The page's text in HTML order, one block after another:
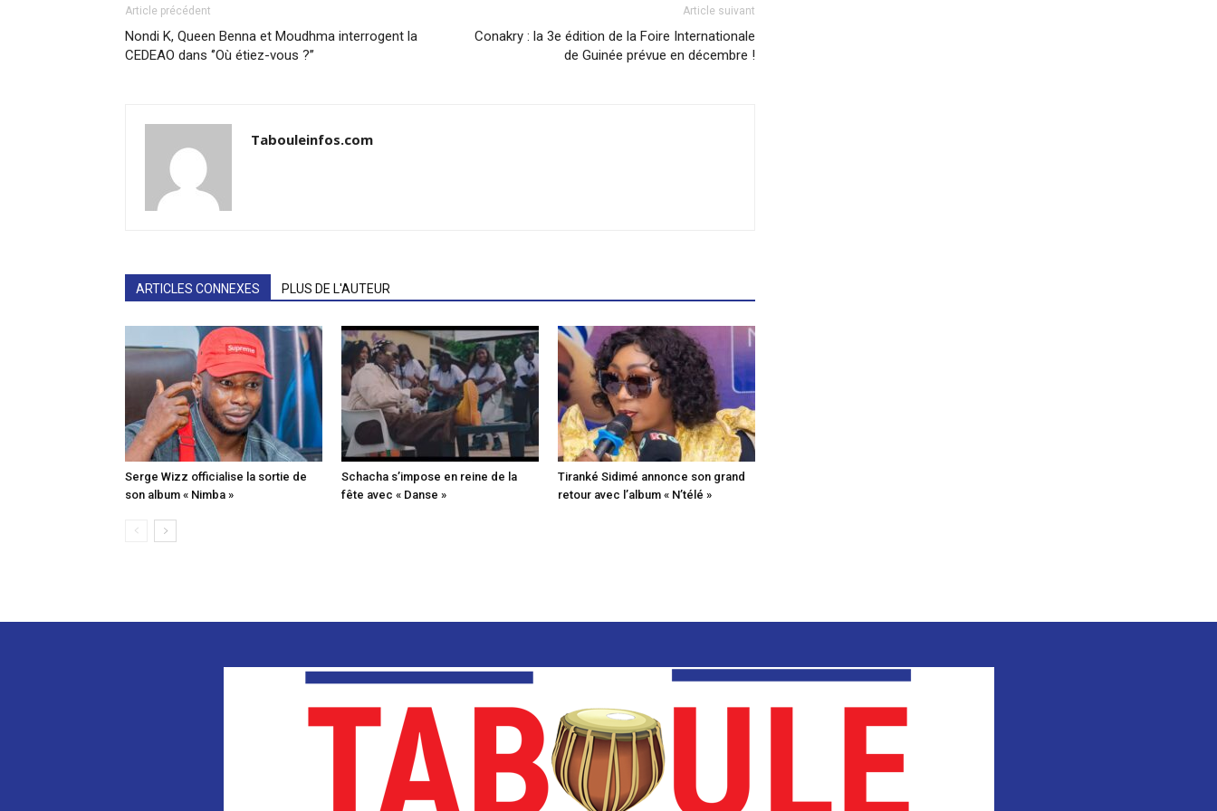
Article précédent
Nondi K, Queen Benna et Moudhma interrogent la
CEDEAO dans ‘’Où étiez-vous ?’’
Article suivant
Conakry : la 3e édition de la Foire Internationale
de Guinée prévue en décembre !
Tabouleinfos.com
ARTICLES CONNEXES PLUS DE L'AUTEUR
Serge Wizz officialise la sortie de
son album « Nimba »
Schacha s’impose en reine de la
fête avec « Danse »
Tiranké Sidimé annonce son grand
retour avec l’album « N’télé »